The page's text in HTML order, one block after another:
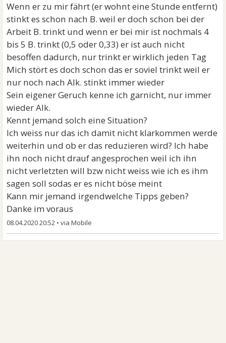
Wenn er zu mir fährt (er wohnt eine Stunde entfernt)
stinkt es schon nach B. weil er doch schon bei der
Arbeit B. trinkt und wenn er bei mir ist nochmals 4
bis 5 B. trinkt (0,5 oder 0,33) er ist auch nicht
besoffen dadurch, nur trinkt er wirklich jeden Tag
Mich stört es doch schon das er soviel trinkt weil er
nur noch nach Alk. stinkt immer wieder
Sein eigener Geruch kenne ich garnicht, nur immer
wieder Alk.
Kennt jemand solch eine Situation?
Ich weiss nur das ich damit nicht klarkommen werde
weiterhin und ob er das reduzieren wird? Ich habe
ihn noch nicht drauf angesprochen weil ich ihn
nicht verletzten will bzw nicht weiss wie ich es ihm
sagen soll sodas er es nicht böse meint
Kann mir jemand irgendwelche Tipps geben?
Danke im voraus
08.04.2020 20:52 •